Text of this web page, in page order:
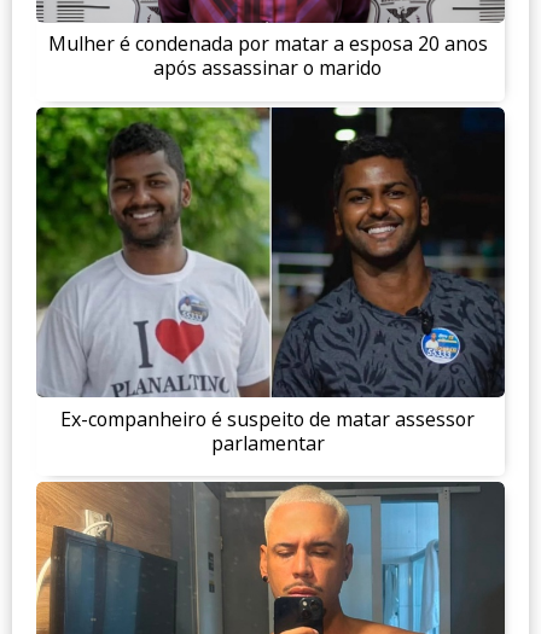
Mulher é condenada por matar a esposa 20 anos
após assassinar o marido
Ex-companheiro é suspeito de matar assessor
parlamentar